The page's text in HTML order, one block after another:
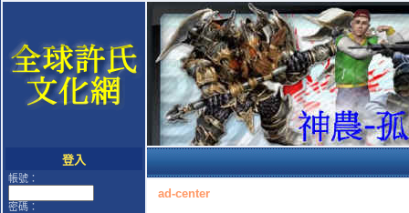
登入
帳號：
密碼：
ad-center